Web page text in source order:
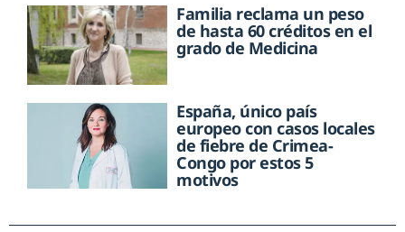
Familia reclama un peso
de hasta 60 créditos en el
grado de Medicina
España, único país
europeo con casos locales
de fiebre de Crimea-
Congo por estos 5
motivos